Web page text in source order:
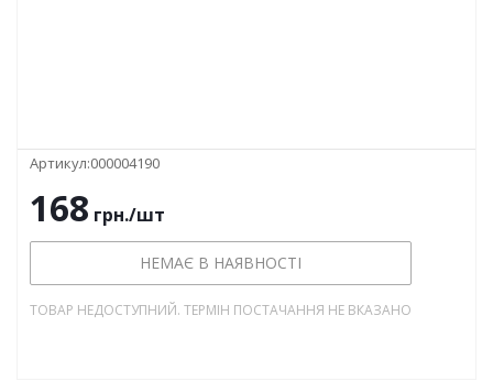
Артикул:000004190
168 грн./шт
НЕМАЄ В НАЯВНОСТІ
ТОВАР НЕДОСТУПНИЙ. ТЕРМІН ПОСТАЧАННЯ НЕ ВКАЗАНО